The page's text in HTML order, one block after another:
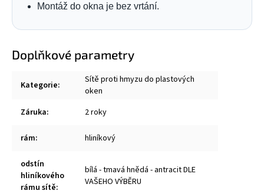
Montáž do okna je bez vrtání.
Doplňkové parametry
Kategorie:
Sítě proti hmyzu do plastových
oken
Záruka: 2 roky
rám: hliníkový
odstín
hliníkového
rámu sítě:
bílá - tmavá hnědá - antracit DLE
VAŠEHO VÝBĚRU